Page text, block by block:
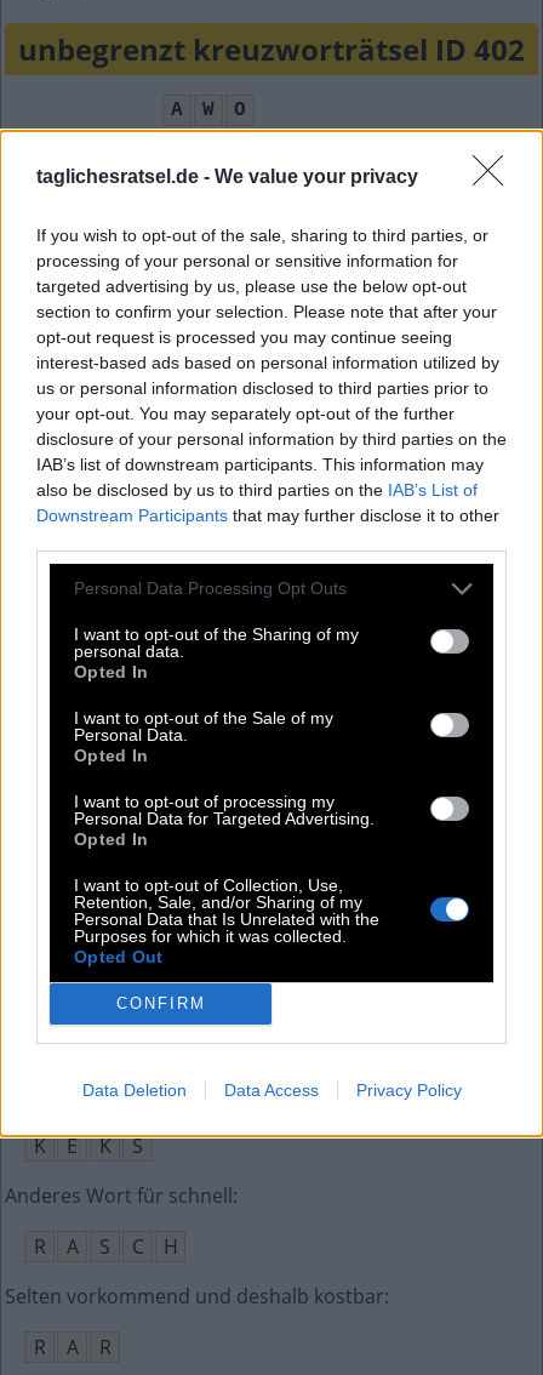
taglichesratsel.de - We value your privacy
If you wish to opt-out of the sale, sharing to third parties, or
processing of your personal or sensitive information for
targeted advertising by us, please use the below opt-out
section to confirm your selection. Please note that after your
opt-out request is processed you may continue seeing
interest-based ads based on personal information utilized by
us or personal information disclosed to third parties prior to
your opt-out. You may separately opt-out of the further
disclosure of your personal information by third parties on the
IAB’s list of downstream participants. This information may
also be disclosed by us to third parties on the IAB’s List of
Downstream Participants that may further disclose it to other
Personal Data Processing Opt Outs
I want to opt-out of the Sharing of my
personal data.
Opted In
I want to opt-out of the Sale of my
Personal Data.
Opted In
I want to opt-out of processing my
Personal Data for Targeted Advertising.
Opted In
I want to opt-out of Collection, Use,
Retention, Sale, and/or Sharing of my
Personal Data that Is Unrelated with the
Purposes for which it was collected.
Opted Out
CONFIRM
Data Deletion Data Access Privacy Policy
unbegrenzt kreuzworträtsel ID 402
A W
O
I
N K A
S
A
N O R A
K
E
R B S
E
E
C
K
N
H S
Dt. Arbeiterwohlfahrt:
A
W
O
Machu Picchu wurde im Reich der __ erbaut:
Holländische Käsesorte mit meist roter Rinde
D A M E
R
H
S
Sologesangsstück mit Orchesterbegleitung
R I
E
Ein Fisch namens __, 80er-Krimikomödie
A N D
A
Bewohner einer ehemaligen jugoslawischen Republik
S
E R B E
N
Darauf gehen nervige Menschen in einem Sprichwort
K
E K
S
Anderes Wort für schnell:
R
A S C
H
Selten vorkommend und deshalb kostbar:
R
A
R